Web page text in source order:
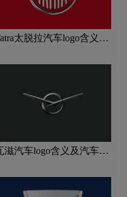
太脱拉汽车logo含义及
滋汽车logo含义及汽车品